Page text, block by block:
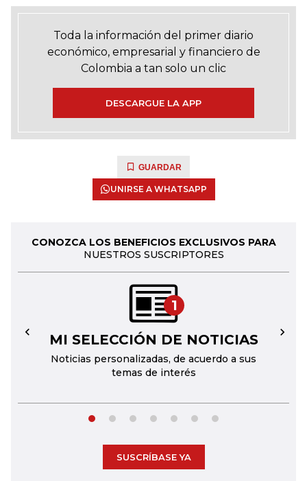
Toda la información del primer diario
económico, empresarial y financiero de
Colombia a tan solo un clic
DESCARGUE LA APP
GUARDAR
UNIRSE A WHATSAPP
CONOZCA LOS BENEFICIOS EXCLUSIVOS PARA
NUESTROS SUSCRIPTORES
1
MI SELECCIÓN DE NOTICIAS
Noticias personalizadas, de acuerdo a sus
temas de interés
← →
SUSCRÍBASE YA